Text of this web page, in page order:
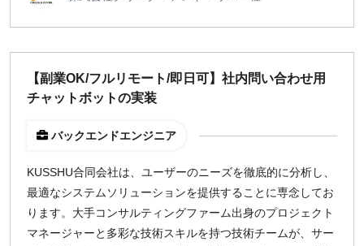
【副業OK/フルリモート/即日可】社内問い合わせ用
チャットボットの実装
バックエンドエンジニア
KUSSHU合同会社は、ユーザーのニーズを徹底的に分析し、
最適なシステムソリューションを提供することに専念してお
ります。大手コンサルティングファーム出身のプロジェクト
マネージャーと多彩な技術スキルを持つ技術チームが、サー